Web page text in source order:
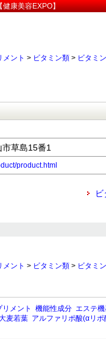
健康美容EXPO】
メント > ビタミン類 > ビタミ
草島15番1
product.html
メント > ビタミン類 > ビタミ
リメント 機能性成分 エステ
麦若葉 アルファリポ酸(αリポ